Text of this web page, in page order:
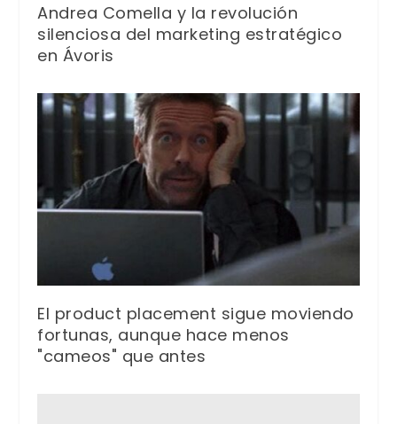
Andrea Comella y la revolución
silenciosa del marketing estratégico
en Ávoris
El product placement sigue moviendo
fortunas, aunque hace menos
"cameos" que antes